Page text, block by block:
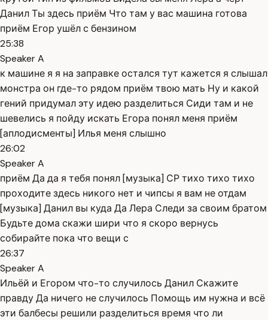
Данил Ты здесь приём Что там у вас машина готова
приём Егор ушёл с бензином
25:38
Speaker A
к машине я я на заправке остался тут кажется я слышал
монстра он где-то рядом приём твою мать Ну и какой
гений придумал эту идею разделиться Сиди там и не
шевелись я пойду искать Егора понял меня приём
[аплодисменты] Илья меня слышно
26:02
Speaker A
приём Да да я тебя понял [музыка] СР тихо тихо тихо
проходите здесь никого нет и чипсы я вам не отдам
[музыка] Данил вы куда Да Лера Следи за своим братом
Будьте дома скажи шири что я скоро вернусь
собирайте пока что вещи с
26:37
Speaker A
Ильёй и Егором что-то случилось Данил Скажите
правду Да ничего не случилось Помощь им нужна и всё
эти балбесы решили разделиться время что ли